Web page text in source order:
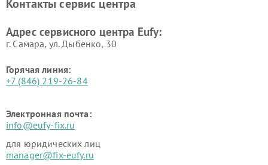
Контакты сервис центра
Адрес сервисного центра Eufy:
г. Самара, ул. Дыбенко, 30
Горячая линия:
+7 (846) 219-26-84
Электронная почта:
info@eufy-fix.ru
для юридических лиц
manager@fix-eufy.ru